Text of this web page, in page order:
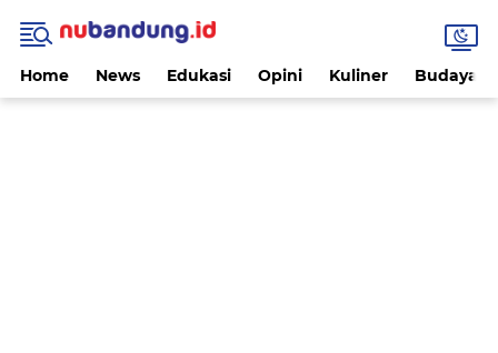
Home News Edukasi Opini Kuliner Budaya